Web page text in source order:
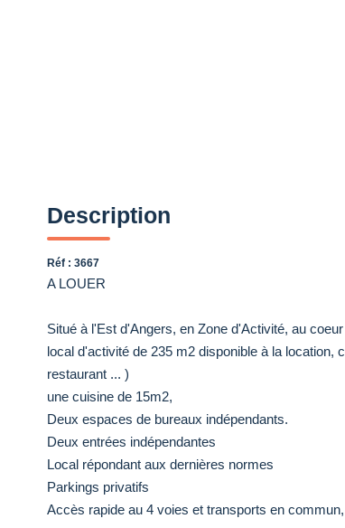
Description
Réf : 3667
A LOUER
Situé à l'Est d'Angers, en Zone d'Activité, au
local d'activité de 235 m2 disponible à la location,
restaurant ... )
une cuisine de 15m2,
Deux espaces de bureaux indépendants.
Deux entrées indépendantes
Local répondant aux dernières normes
Parkings privatifs
Accès rapide au 4 voies et transports en